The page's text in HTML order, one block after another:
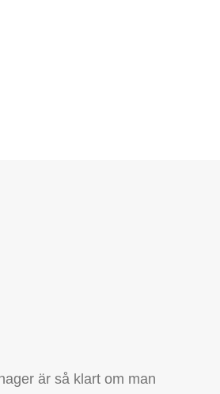
är så klart om man